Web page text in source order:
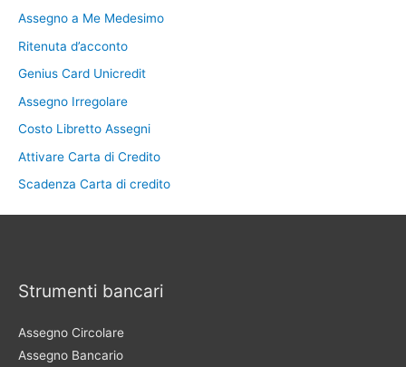
Assegno a Me Medesimo
Ritenuta d’acconto
Genius Card Unicredit
Assegno Irregolare
Costo Libretto Assegni
Attivare Carta di Credito
Scadenza Carta di credito
Strumenti bancari
Assegno Circolare
Assegno Bancario